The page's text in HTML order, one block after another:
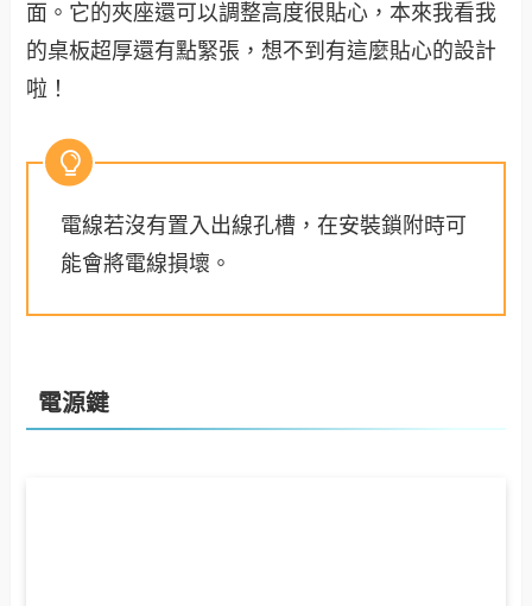
面。它的夾座還可以調整高度很貼心，本來我看我
的桌板超厚還有點緊張，想不到有這麼貼心的設計
啦！
電線若沒有置入出線孔槽，在安裝鎖附時可
能會將電線損壞。
電源鍵